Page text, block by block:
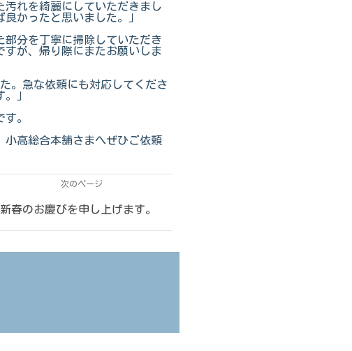
汚れを綺麗にしていただきまし
かったと思いました。」
部分を丁寧に掃除していただき
すが、帰り際にまたお願いしま
。急な依頼にも対応してくださ
」
。
高総合本舗さまへぜひご依頼
次のページ
新春のお慶びを申し上げます。